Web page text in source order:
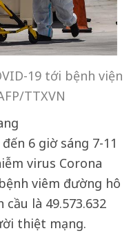
19 tới bệnh viện
TTXVN
6 giờ sáng 7-11
virus Corona
viêm đường hô
là 49.573.632
thiệt mạng.